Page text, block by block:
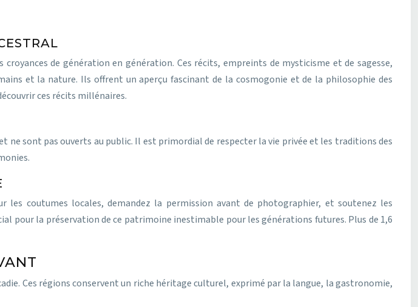
de génération en génération. Ces récits, empreints de mysticisme et de sagesse,
et la nature. Ils offrent un aperçu fascinant de la cosmogonie et de la philosophie des
ces récits millénaires.
sont pas ouverts au public. Il est primordial de respecter la vie privée et les traditions des
coutumes locales, demandez la permission avant de photographier, et soutenez les
pour la préservation de ce patrimoine inestimable pour les générations futures. Plus de 1,6
Ces régions conservent un riche héritage culturel, exprimé par la langue, la gastronomie,